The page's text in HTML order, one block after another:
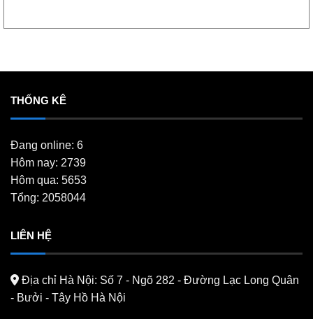
THỐNG KÊ
Đang online: 6
Hôm nay: 2739
Hôm qua: 5653
Tổng: 2058044
LIÊN HỆ
Địa chỉ Hà Nội: Số 7 - Ngõ 282 - Đường Lạc Long Quân
- Bưởi - Tây Hồ Hà Nội